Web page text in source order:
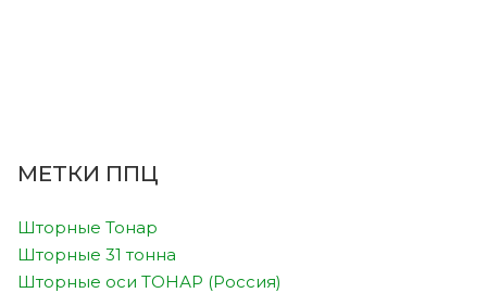
МЕТКИ ППЦ
Шторные Тонар
Шторные 31 тонна
Шторные оси ТОНАР (Россия)